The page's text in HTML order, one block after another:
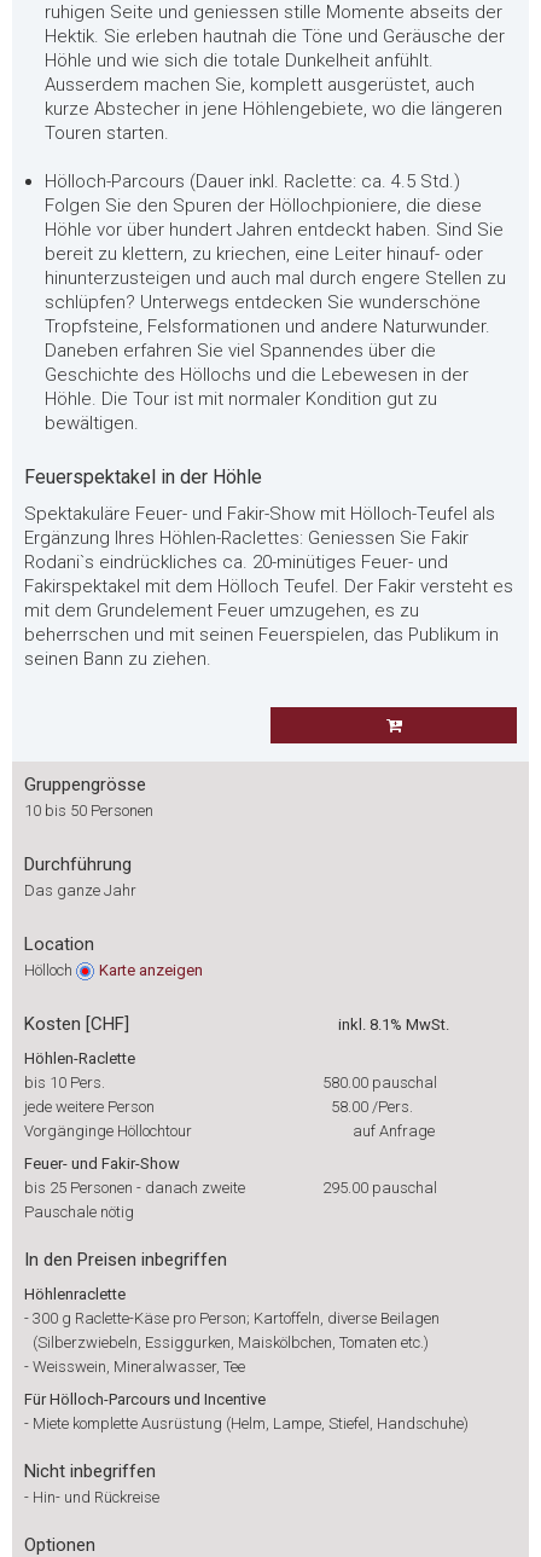
ruhigen Seite und geniessen stille Momente abseits der
Hektik. Sie erleben hautnah die Töne und Geräusche der
Höhle und wie sich die totale Dunkelheit anfühlt.
Ausserdem machen Sie, komplett ausgerüstet, auch
kurze Abstecher in jene Höhlengebiete, wo die längeren
Touren starten.
Hölloch-Parcours (Dauer inkl. Raclette: ca. 4.5 Std.)
Folgen Sie den Spuren der Höllochpioniere, die diese
Höhle vor über hundert Jahren entdeckt haben. Sind Sie
bereit zu klettern, zu kriechen, eine Leiter hinauf- oder
hinunterzusteigen und auch mal durch engere Stellen zu
schlüpfen? Unterwegs entdecken Sie wunderschöne
Tropfsteine, Felsformationen und andere Naturwunder.
Daneben erfahren Sie viel Spannendes über die
Geschichte des Höllochs und die Lebewesen in der
Höhle. Die Tour ist mit normaler Kondition gut zu
bewältigen.
Feuerspektakel in der Höhle
Spektakuläre Feuer- und Fakir-Show mit Hölloch-Teufel als
Ergänzung Ihres Höhlen-Raclettes: Geniessen Sie Fakir
Rodani`s eindrückliches ca. 20-minütiges Feuer- und
Fakirspektakel mit dem Hölloch Teufel. Der Fakir versteht es
mit dem Grundelement Feuer umzugehen, es zu
beherrschen und mit seinen Feuerspielen, das Publikum in
seinen Bann zu ziehen.
Gruppengrösse
10 bis 50 Personen
Durchführung
Das ganze Jahr
Location
Hölloch Karte anzeigen
Kosten [CHF]
inkl. 8.1% MwSt.
Höhlen-Raclette
bis 10 Pers.
580.00 pauschal
jede weitere Person
58.00 /Pers.
Vorgänginge Höllochtour
auf Anfrage
Feuer- und Fakir-Show
bis 25 Personen - danach zweite
Pauschale nötig
295.00 pauschal
In den Preisen inbegriffen
Höhlenraclette
- 300 g Raclette-Käse pro Person; Kartoffeln, diverse Beilagen
(Silberzwiebeln, Essiggurken, Maiskölbchen, Tomaten etc.)
- Weisswein, Mineralwasser, Tee
Für Hölloch-Parcours und Incentive
- Miete komplette Ausrüstung (Helm, Lampe, Stiefel, Handschuhe)
Nicht inbegriffen
- Hin- und Rückreise
Optionen